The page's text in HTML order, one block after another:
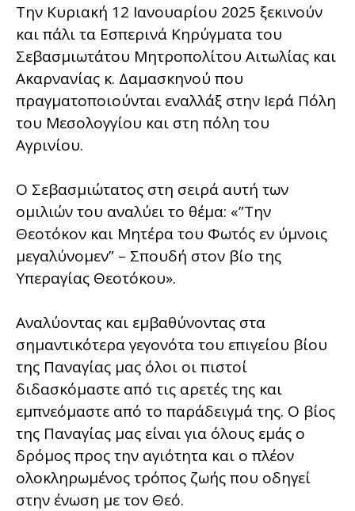
Την Κυριακή 12 Ιανουαρίου 2025 ξεκινούν
και πάλι τα Εσπερινά Κηρύγματα του
Σεβασμιωτάτου Μητροπολίτου Αιτωλίας και
Ακαρνανίας κ. Δαμασκηνού που
πραγματοποιούνται εναλλάξ στην Ιερά Πόλη
του Μεσολογγίου και στη πόλη του
Αγρινίου.
Ο Σεβασμιώτατος στη σειρά αυτή των
ομιλιών του αναλύει το θέμα: «”Την
Θεοτόκον και Μητέρα του Φωτός εν ύμνοις
μεγαλύνομεν” – Σπουδή στον βίο της
Υπεραγίας Θεοτόκου».
Αναλύοντας και εμβαθύνοντας στα
σημαντικότερα γεγονότα του επιγείου βίου
της Παναγίας μας όλοι οι πιστοί
διδασκόμαστε από τις αρετές της και
εμπνεόμαστε από το παράδειγμά της. Ο βίος
της Παναγίας μας είναι για όλους εμάς ο
δρόμος προς την αγιότητα και ο πλέον
ολοκληρωμένος τρόπος ζωής που οδηγεί
στην ένωση με τον Θεό.